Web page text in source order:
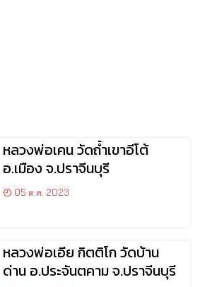
หลวงพ่อเคน วัดถ้ำเขาอีโต้
อ.เมือง จ.ปราจีนบุรี
05 ต.ค. 2023
หลวงพ่อเอีย กิตติโก วัดบ้าน
ด่าน อ.ประจันตคาม จ.ปราจีนบุรี